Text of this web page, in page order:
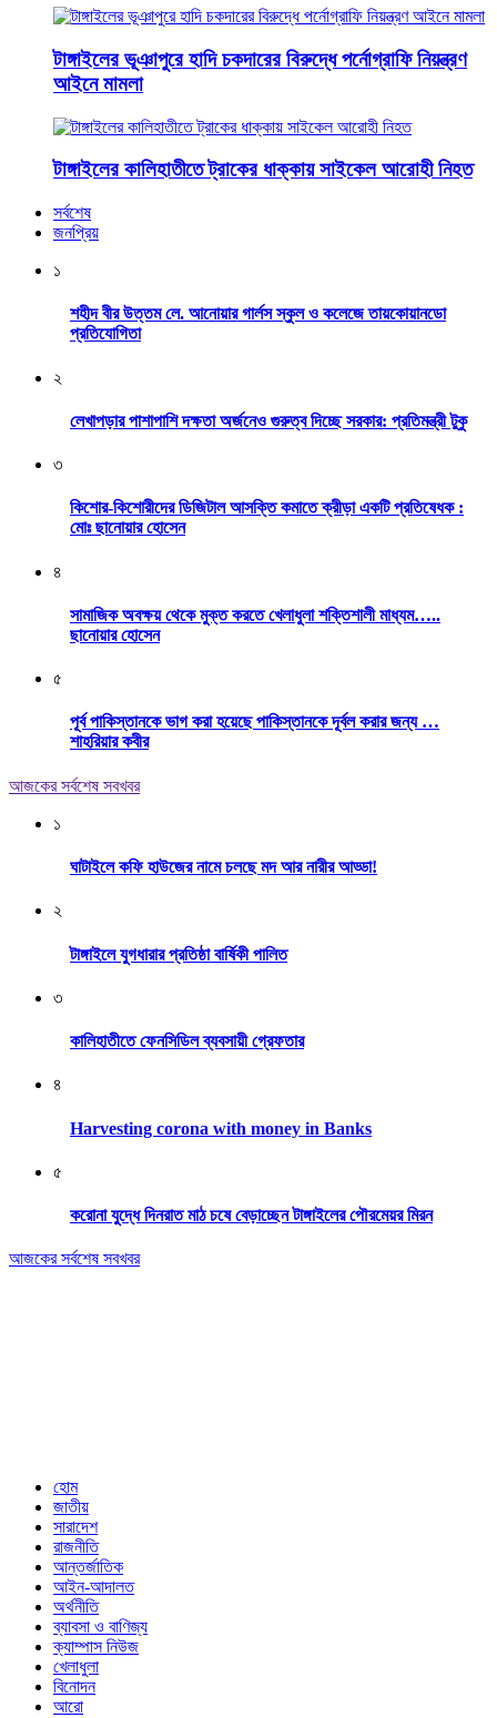
টাঙ্গাইলের ভূঞাপুরে হাদি চকদারের বিরুদ্ধে পর্নোগ্রাফি নিয়ন্ত্রণ
আইনে মামলা
টাঙ্গাইলের কালিহাতীতে ট্রাকের ধাক্কায় সাইকেল আরোহী নিহত
সর্বশেষ
জনপ্রিয়
১
শহীদ বীর উত্তম লে. আনোয়ার গার্লস স্কুল ও কলেজে তায়কোয়ানডো
প্রতিযোগিতা
২
লেখাপড়ার পাশাপাশি দক্ষতা অর্জনেও গুরুত্ব দিচ্ছে সরকার: প্রতিমন্ত্রী টুকু
৩
কিশোর-কিশোরীদের ডিজিটাল আসক্তি কমাতে ক্রীড়া একটি প্রতিষেধক :
মোঃ ছানোয়ার হোসেন
৪
সামাজিক অবক্ষয় থেকে মুক্ত করতে খেলাধুলা শক্তিশালী মাধ্যম…..
ছানোয়ার হোসেন
৫
পূর্ব পাকিস্তানকে ভাগ করা হয়েছে পাকিস্তানকে দূর্বল করার জন্য …
শাহরিয়ার কবীর
আজকের সর্বশেষ সবখবর
১
ঘাটাইলে কফি হাউজের নামে চলছে মদ আর নারীর আড্ডা!
২
টাঙ্গাইলে যুগধারার প্রতিষ্ঠা বার্ষিকী পালিত
৩
কালিহাতীতে ফেনসিডিল ব্যবসায়ী গ্রেফতার
৪
Harvesting corona with money in Banks
৫
করোনা যুদ্ধে দিনরাত মাঠ চষে বেড়াচ্ছেন টাঙ্গাইলের পৌরমেয়র মিরন
আজকের সর্বশেষ সবখবর
হোম
জাতীয়
সারাদেশ
রাজনীতি
আন্তর্জাতিক
আইন-আদালত
অর্থনীতি
ব্যাবসা ও বাণিজ্য
ক্যাম্পাস নিউজ
খেলাধুলা
বিনোদন
আরো